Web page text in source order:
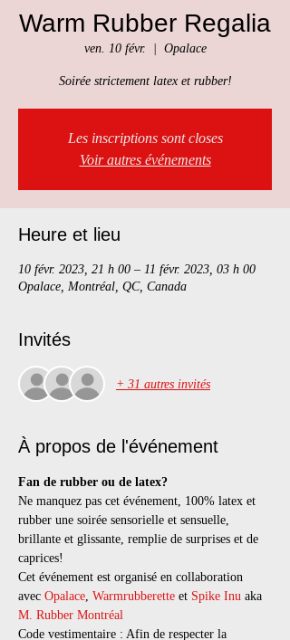
Warm Rubber Regalia
ven. 10 févr. Opalace
Les inscriptions sont closes
Voir autres événements
Heure et lieu
10 févr. 2023, 21 h 00 – 11 févr. 2023, 03 h 00
Opalace, Montréal, QC, Canada
Invités
+ 31 autres invités
À propos de l'événement
Fan de rubber ou de latex?
Ne manquez pas cet événement, 100% latex et
rubber une soirée sensorielle et sensuelle,
brillante et glissante, remplie de surprises et de
caprices!
Cet événement est organisé en collaboration
avec Opalace, Warmrubberette et Spike Inu aka
M. Rubber Montréal
Code vestimentaire : Afin de respecter la